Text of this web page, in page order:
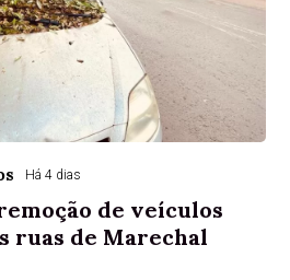
Há 4 dias
de veículos
ruas de Marechal